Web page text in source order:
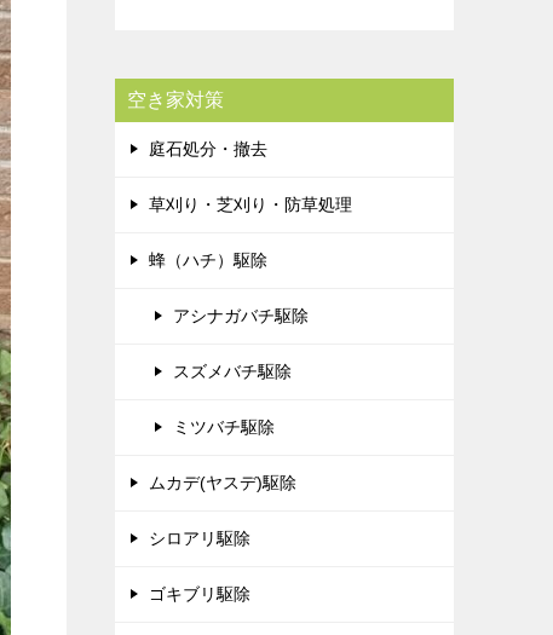
空き家対策
庭石処分・撤去
草刈り・芝刈り・防草処理
蜂（ハチ）駆除
アシナガバチ駆除
スズメバチ駆除
ミツバチ駆除
ムカデ(ヤスデ)駆除
シロアリ駆除
ゴキブリ駆除